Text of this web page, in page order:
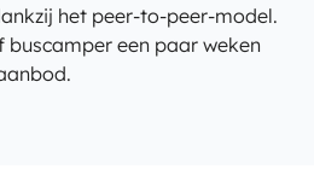
het peer-to-peer-model.
buscamper een paar weken